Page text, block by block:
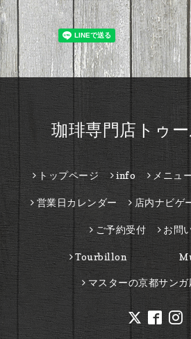
珈琲専門店トゥ
トップページ info メニュ
営業日カレンダー 店内ナビゲ
ご予約受付 お問
Tourbillon
マスターの京都サン